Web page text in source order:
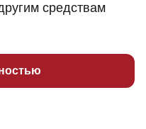
средствам